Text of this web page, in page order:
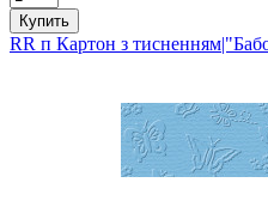
Купить
RR п Картон з